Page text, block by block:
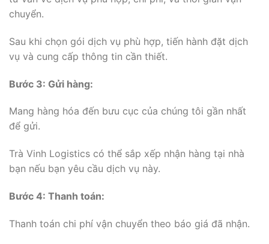
chuyển.
Sau khi chọn gói dịch vụ phù hợp, tiến hành đặt dịch
vụ và cung cấp thông tin cần thiết.
Bước 3: Gửi hàng:
Mang hàng hóa đến bưu cục của chúng tôi gần nhất
để gửi.
Trà Vinh Logistics có thể sắp xếp nhận hàng tại nhà
bạn nếu bạn yêu cầu dịch vụ này.
Bước 4: Thanh toán:
Thanh toán chi phí vận chuyển theo báo giá đã nhận.